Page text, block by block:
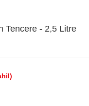
Tencere - 2,5 Litre